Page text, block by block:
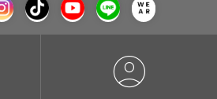
account_circle